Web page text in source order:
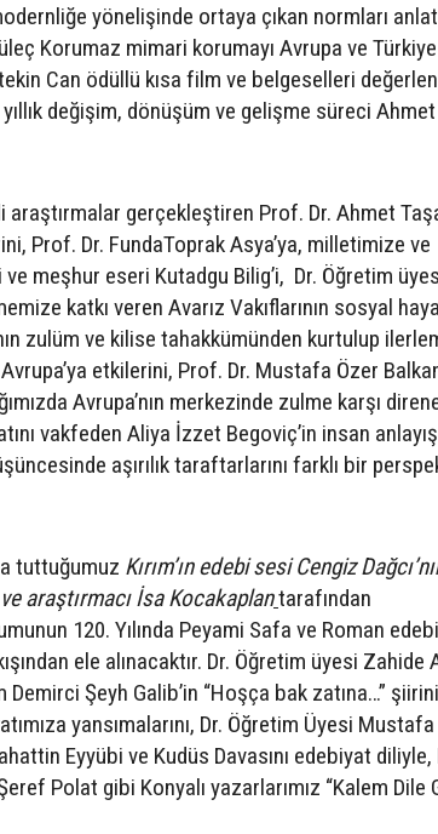
yönelişinde ortaya çıkan normları
Korumaz mimari korumayı Avrupa ve Türkiye
Can ödüllü kısa film ve belgeselleri
değişim, dönüşüm ve gelişme süreci
gerçekleştiren Prof. Dr. Ahmet
Prof. Dr. FundaToprak Asya’ya, milletimize ve
meşhur eseri Kutadgu Bilig’i, Dr. Öğretim
katkı veren Avarız Vakıflarının sosyal
zulüm ve kilise tahakkümünden kurtulup
etkilerini, Prof. Dr. Mustafa Özer
Avrupa’nın merkezinde zulme karşı
vakfeden Aliya İzzet Begoviç’in insan
aşırılık taraftarlarını farklı bir
tuttuğumuz Kırım’ın edebi sesi Cengiz
araştırmacı İsa Kocakaplantarafından
120. Yılında Peyami Safa ve Roman
ele alınacaktır. Dr. Öğretim üyesi Zahide
Demirci Şeyh Galib’in “Hoşça bak zatına…”
yansımalarını, Dr. Öğretim Üyesi Mustafa
Eyyübi ve Kudüs Davasını edebiyat
Polat gibi Konyalı yazarlarımız “Kalem Dile